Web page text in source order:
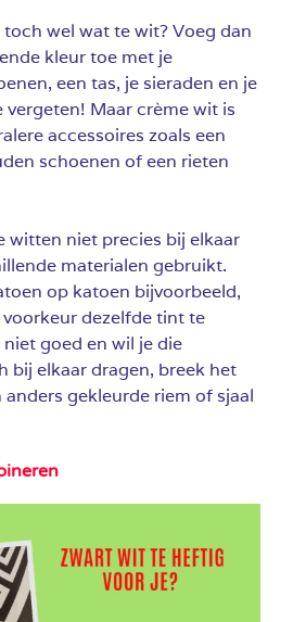
wel wat te wit? Voeg dan
kleur toe met je
een tas, je sieraden en je
Maar crème wit is
accessoires zoals een
schoenen of een rieten
witten niet precies bij elkaar
materialen gebruikt.
op katoen bijvoorbeeld,
dezelfde tint te
goed en wil je die
bij elkaar dragen, breek het
gekleurde riem of sjaal